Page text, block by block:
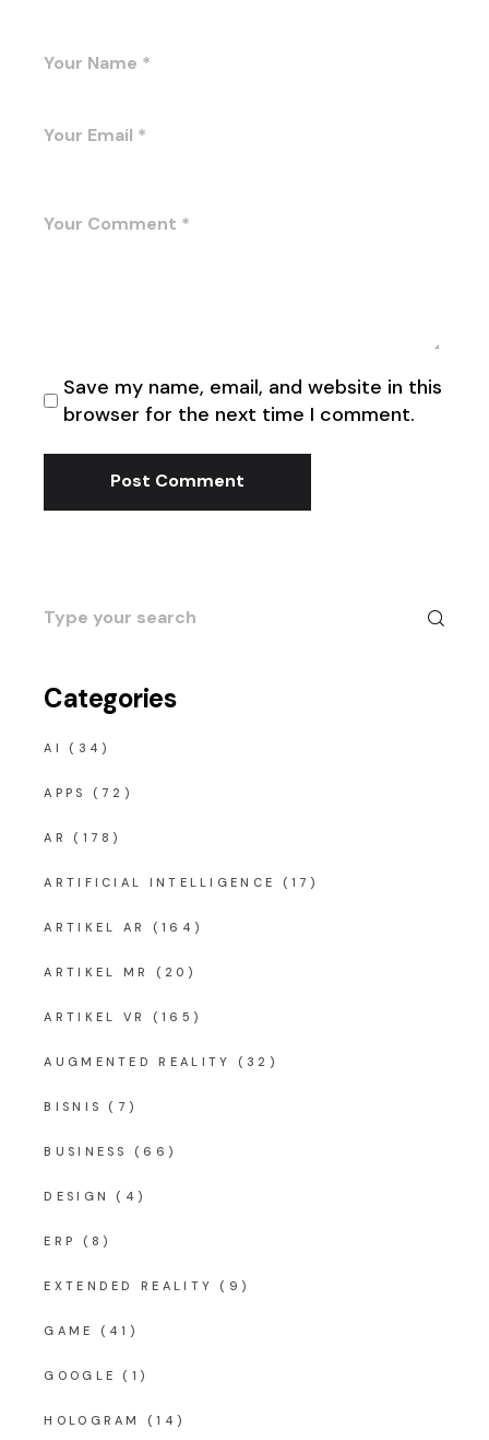
Save my name, email, and website in this
browser for the next time I comment.
Post Comment
Search
for:
Categories
AI (34)
APPS (72)
AR (178)
ARTIFICIAL INTELLIGENCE (17)
ARTIKEL AR (164)
ARTIKEL MR (20)
ARTIKEL VR (165)
AUGMENTED REALITY (32)
BISNIS (7)
BUSINESS (66)
DESIGN (4)
ERP (8)
EXTENDED REALITY (9)
GAME (41)
GOOGLE (1)
HOLOGRAM (14)